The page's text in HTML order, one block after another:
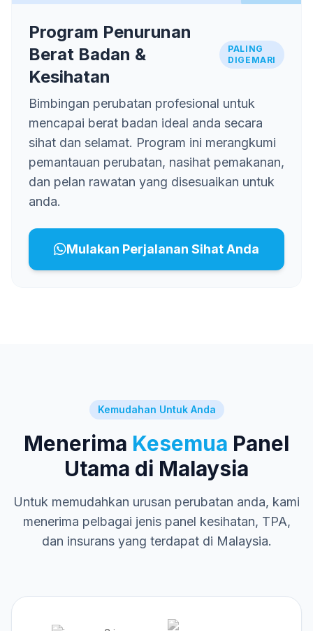
Program Penurunan
Berat Badan &
Kesihatan
PALING
DIGEMARI
Bimbingan perubatan profesional untuk
mencapai berat badan ideal anda secara
sihat dan selamat. Program ini merangkumi
pemantauan perubatan, nasihat pemakanan,
dan pelan rawatan yang disesuaikan untuk
anda.
Mulakan Perjalanan Sihat Anda
Kemudahan Untuk Anda
Menerima Kesemua Panel
Utama di Malaysia
Untuk memudahkan urusan perubatan anda, kami
menerima pelbagai jenis panel kesihatan, TPA,
dan insurans yang terdapat di Malaysia.